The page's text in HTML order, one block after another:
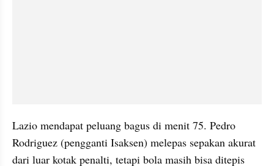
Lazio mendapat peluang bagus di menit 75. Pedro
Rodriguez (pengganti Isaksen) melepas sepakan akurat
dari luar kotak penalti, tetapi bola masih bisa ditepis